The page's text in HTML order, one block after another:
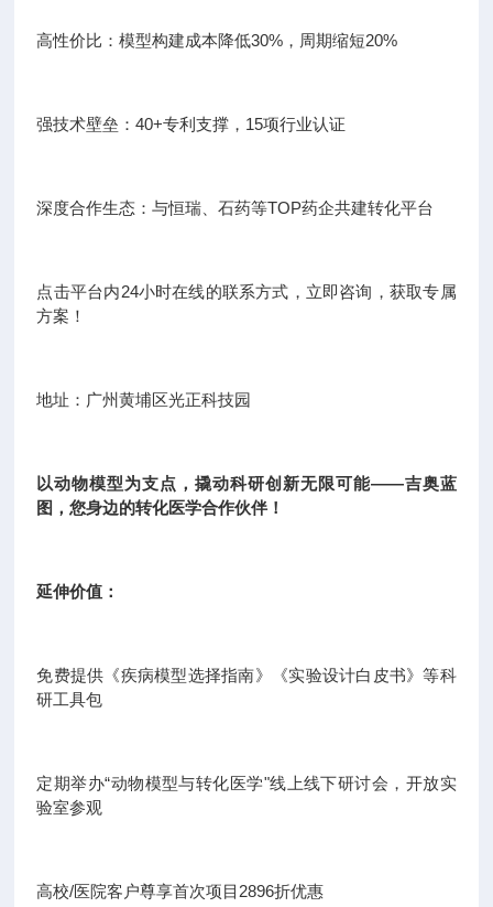
高性价比：模型构建成本降低30%，周期缩短20%
强技术壁垒：40+专利支撑，15项行业认证
深度合作生态：与恒瑞、石药等TOP药企共建转化平台
点击平台内24小时在线的联系方式，立即咨询，获取专属
方案！
地址：广州黄埔区光正科技园
以动物模型为支点，撬动科研创新无限可能——吉奥蓝
图，您身边的转化医学合作伙伴！
延伸价值：
免费提供《疾病模型选择指南》《实验设计白皮书》等科
研工具包
定期举办“动物模型与转化医学"线上线下研讨会，开放实
验室参观
高校/医院客户尊享首次项目2896折优惠